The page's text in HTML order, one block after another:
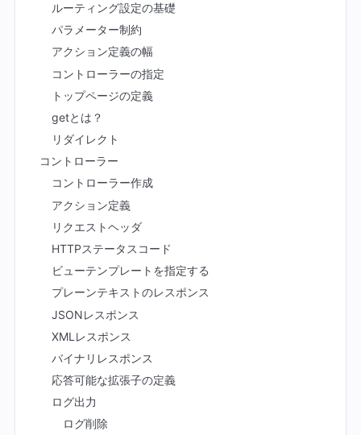
ルーティング設定の基礎
パラメーター制約
アクション定義の幅
コントローラーの指定
トップページの定義
getとは？
リダイレクト
コントローラー
コントローラー作成
アクション定義
リクエストヘッダ
HTTPステータスコード
ビューテンプレートを指定する
プレーンテキストのレスポンス
JSONレスポンス
XMLレスポンス
バイナリレスポンス
応答可能な拡張子の定義
ログ出力
ログ削除